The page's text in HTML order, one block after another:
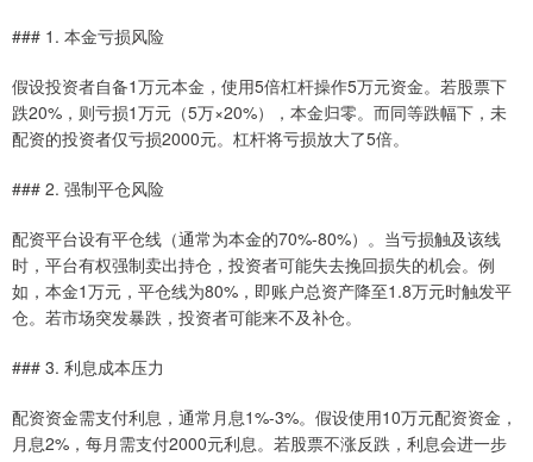
### 1. 本金亏损风险
假设投资者自备1万元本金，使用5倍杠杆操作5万元资金。若股票下
跌20%，则亏损1万元（5万×20%），本金归零。而同等跌幅下，未
配资的投资者仅亏损2000元。杠杆将亏损放大了5倍。
### 2. 强制平仓风险
配资平台设有平仓线（通常为本金的70%-80%）。当亏损触及该线
时，平台有权强制卖出持仓，投资者可能失去挽回损失的机会。例
如，本金1万元，平仓线为80%，即账户总资产降至1.8万元时触发平
仓。若市场突发暴跌，投资者可能来不及补仓。
### 3. 利息成本压力
配资资金需支付利息，通常月息1%-3%。假设使用10万元配资资金，
月息2%，每月需支付2000元利息。若股票不涨反跌，利息会进一步